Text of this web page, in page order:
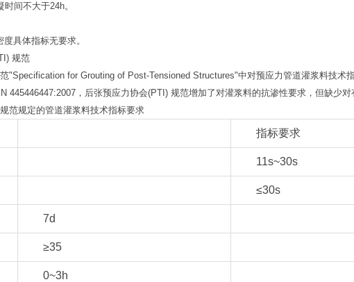
间不大于24h。
具体指标无要求。
规范
"Specification for Grouting of Post-Tensioned Structures"中对预应力管道灌浆料技
445446447:2007，后张预应力协会(PTI) 规范增加了对灌浆料的抗渗性要求，但缺少对
范规定的管道灌浆料技术指标要求
指标要求
11s~30s
≤30s
7d
≥35
0~3h